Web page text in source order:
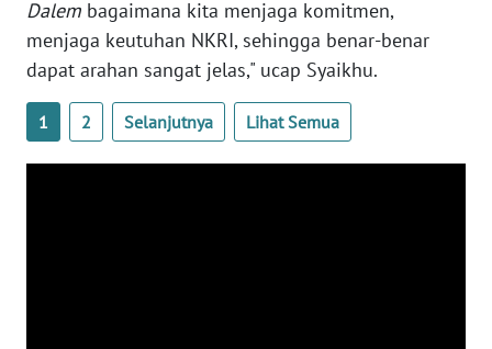
Dalem bagaimana kita menjaga komitmen,
menjaga keutuhan NKRI, sehingga benar-benar
dapat arahan sangat jelas," ucap Syaikhu.
1 2 Selanjutnya Lihat Semua
WN
KEPRI
PAPUA